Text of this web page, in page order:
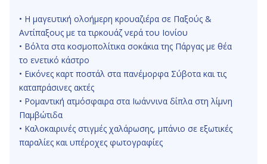
Ιωάννινα, Δημοτική Ενότητα Ιωαννιτών, Δήμος Ιωαννιτών,
Περιφερειακή Ενότητα Ιωαννίνων, Περιφέρεια Ηπείρου,
Αποκεντρωμένη Διοίκηση Ηπείρου - Δυτικής Μακεδονίας,
453 33, Ελλάδα
• Η μαγευτική ολοήμερη κρουαζιέρα σε Παξούς &
Αντίπαξους με τα τιρκουάζ νερά του Ιονίου
• Βόλτα στα κοσμοπολίτικα σοκάκια της Πάργας με θέα
το ενετικό κάστρο
• Εικόνες καρτ ποστάλ στα πανέμορφα Σύβοτα και τις
καταπράσινες ακτές
• Ρομαντική ατμόσφαιρα στα Ιωάννινα δίπλα στη λίμνη
Παμβώτιδα
• Καλοκαιρινές στιγμές χαλάρωσης, μπάνιο σε εξωτικές
παραλίες και υπέροχες φωτογραφίες